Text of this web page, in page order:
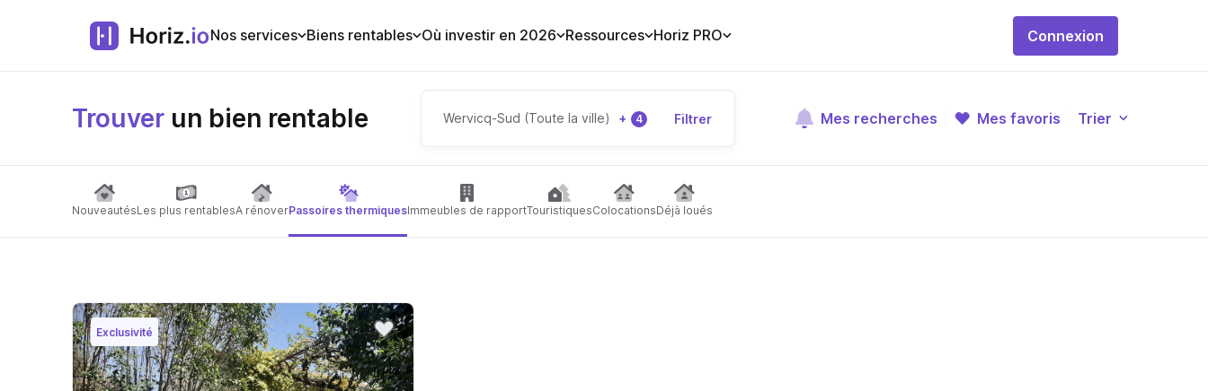
Nos services Biens rentables Où investir en 2026 Ressources Horiz PRO Connexion
Trouver un bien rentable Wervicq-Sud (Toute la ville) + 4 Filtrer Mes recherches Mes favoris Trier
NouveautésLes plus rentablesA rénoverPassoires thermiquesImmeubles de rapportTouristiquesColocationsDéjà loués
Exclusivité